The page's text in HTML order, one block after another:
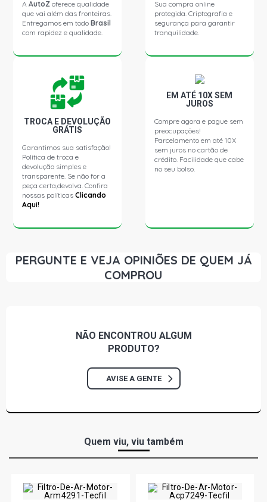
CIVIC EX SEDAN 2.0 16V I-VTEC R20A2 FLEX (2017 -
2021)
AAutoZ oferece qualidade
que vai além das fronteiras.
Entregamos em todoBrasil
com rapidez e qualidade.
Sua compra online
protegida. Criptografia e
segurança para garantir
tranquilidade.
TROCA E DEVOLUÇÃO
GRÁTIS
Garantimos sua satisfação!
Política de troca e
devolução simples e
transparente. Se não for a
peça certa,devolva. Confira
nossas políticasClicando
Aqui!
EM ATÉ 10X SEM
JUROS
Compre agora e pague sem
preocupações!
Parcelamento em até 10X
sem juros no cartão de
crédito. Facilidade que cabe
no seu bolso.
PERGUNTE E VEJA OPINIÕES DE QUEM JÁ
COMPROU
NÃO ENCONTROU ALGUM
PRODUTO?
AVISE A GENTE
Quem viu, viu também